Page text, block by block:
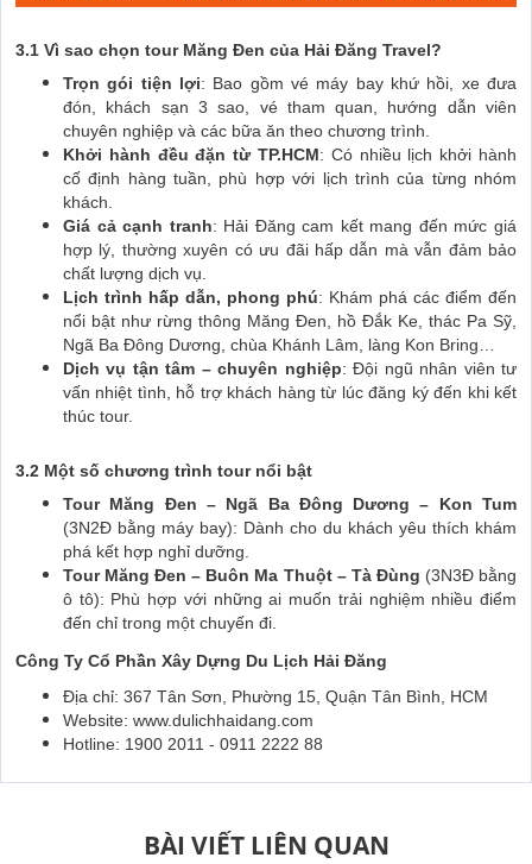
3.1 Vì sao chọn tour Măng Đen của Hải Đăng Travel?
Trọn gói tiện lợi: Bao gồm vé máy bay khứ hồi, xe đưa
đón, khách sạn 3 sao, vé tham quan, hướng dẫn viên
chuyên nghiệp và các bữa ăn theo chương trình.
Khởi hành đều đặn từ TP.HCM: Có nhiều lịch khởi hành
cố định hàng tuần, phù hợp với lịch trình của từng nhóm
khách.
Giá cả cạnh tranh: Hải Đăng cam kết mang đến mức giá
hợp lý, thường xuyên có ưu đãi hấp dẫn mà vẫn đảm bảo
chất lượng dịch vụ.
Lịch trình hấp dẫn, phong phú: Khám phá các điểm đến
nổi bật như rừng thông Măng Đen, hồ Đắk Ke, thác Pa Sỹ,
Ngã Ba Đông Dương, chùa Khánh Lâm, làng Kon Bring…
Dịch vụ tận tâm – chuyên nghiệp: Đội ngũ nhân viên tư
vấn nhiệt tình, hỗ trợ khách hàng từ lúc đăng ký đến khi kết
thúc tour.
3.2 Một số chương trình tour nổi bật
Tour Măng Đen – Ngã Ba Đông Dương – Kon Tum
(3N2Đ bằng máy bay): Dành cho du khách yêu thích khám
phá kết hợp nghỉ dưỡng.
Tour Măng Đen – Buôn Ma Thuột – Tà Đùng (3N3Đ bằng
ô tô): Phù hợp với những ai muốn trải nghiệm nhiều điểm
đến chỉ trong một chuyến đi.
Công Ty Cổ Phần Xây Dựng Du Lịch Hải Đăng
Địa chỉ: 367 Tân Sơn, Phường 15, Quận Tân Bình, HCM
Website: www.dulichhaidang.com
Hotline: 1900 2011 - 0911 2222 88
BÀI VIẾT LIÊN QUAN